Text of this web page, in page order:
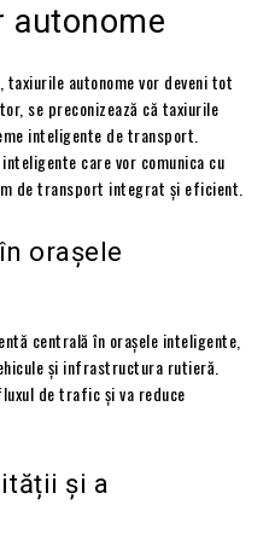
autonome
taxiurile autonome vor deveni tot
se preconizează că taxiurile
inteligente de transport.
care vor comunica cu
de transport integrat și eficient.
orașele
centrală în orașele inteligente,
și infrastructura rutieră.
de trafic și va reduce
și a